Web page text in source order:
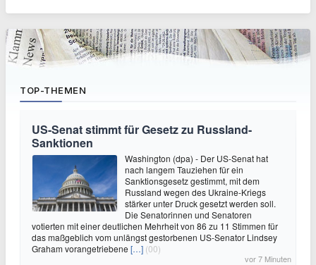
TOP-THEMEN
US-Senat stimmt für Gesetz zu Russland-
Sanktionen
Washington (dpa) - Der US-Senat hat
nach langem Tauziehen für ein
Sanktionsgesetz gestimmt, mit dem
Russland wegen des Ukraine-Kriegs
stärker unter Druck gesetzt werden soll.
Die Senatorinnen und Senatoren
votierten mit einer deutlichen Mehrheit von 86 zu 11 Stimmen für
das maßgeblich vom unlängst gestorbenen US-Senator Lindsey
Graham vorangetriebene […] (00)
vor 7 Minuten